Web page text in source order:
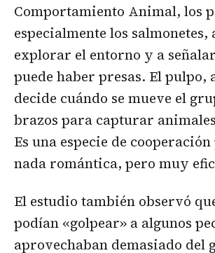
Comportamiento Animal, los
especialmente los salmonetes,
explorar el entorno y a
puede haber presas. El pulpo,
decide cuándo se mueve el
brazos para capturar
Es una especie de
nada romántica, pero muy
El estudio también observó
podían «golpear» a algunos
aprovechaban demasiado del